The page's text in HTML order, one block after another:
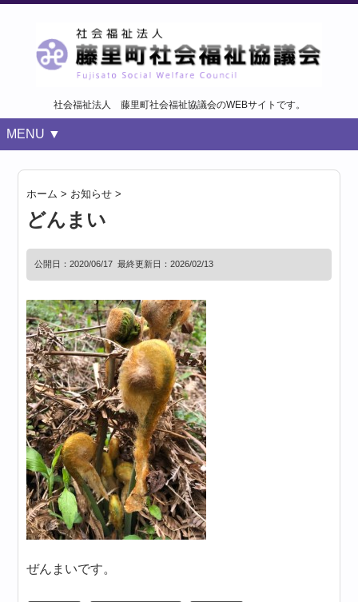
社会福祉法人 藤里町社会福祉協議会のWEBサイトです。
MENU ▼
ホーム > お知らせ >
どんまい
公開日：2020/06/17 最終更新日：2026/02/13
ぜんまいです。